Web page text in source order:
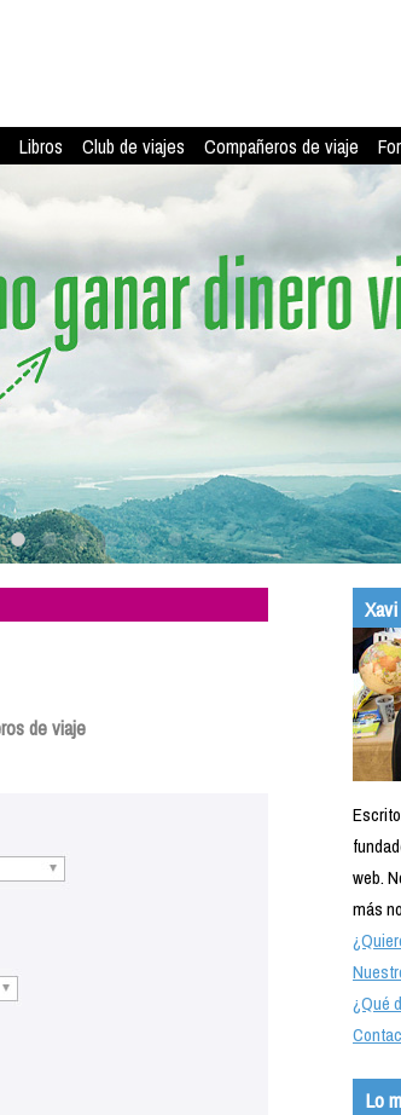
Libros Club de viajes Compañeros de viaje
de viaje
web.
más
¿Qué
Lo